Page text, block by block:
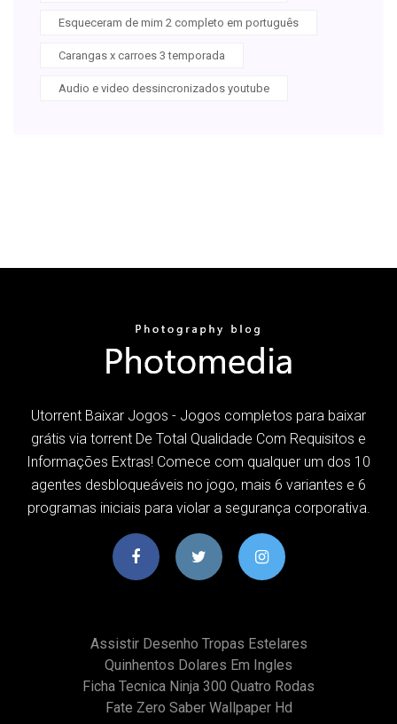
Esqueceram de mim 2 completo em português
Carangas x carroes 3 temporada
Audio e video dessincronizados youtube
Utorrent Baixar Jogos - Jogos completos para baixar
grátis via torrent De Total Qualidade Com Requisitos e
Informações Extras! Comece com qualquer um dos 10
agentes desbloqueáveis no jogo, mais 6 variantes e 6
programas iniciais para violar a segurança corporativa.
Assistir Desenho Tropas Estelares
Quinhentos Dolares Em Ingles
Ficha Tecnica Ninja 300 Quatro Rodas
Fate Zero Saber Wallpaper Hd